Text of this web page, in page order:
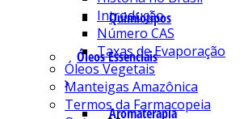
Quimiotipos
Óleos Essenciais
Aromaterapia
Introdução
Número CAS
Taxas de Evaporação
Óleos Vegetais
Manteigas Amazônica
Termos da Farmacopeia